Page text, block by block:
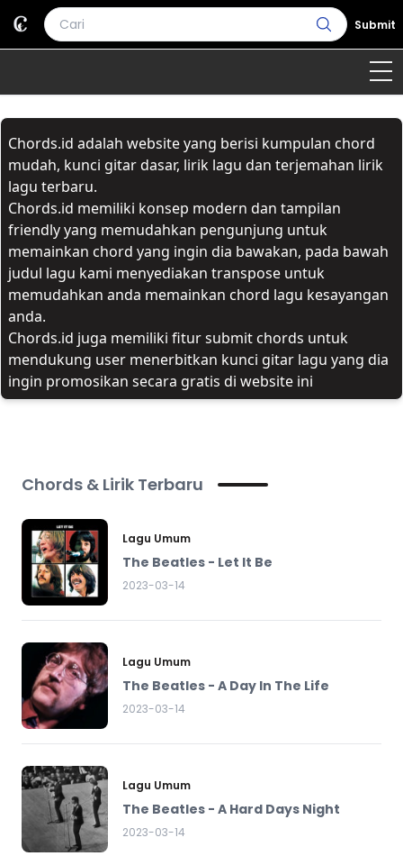
Submit
Home
Genre Country Bahasa Daerah
Lagu Umum
Terjemahan
Daftar Isi
Chords.id adalah website yang berisi kumpulan chord
mudah, kunci gitar dasar, lirik lagu dan terjemahan lirik
lagu terbaru.
Chords.id memiliki konsep modern dan tampilan
friendly yang memudahkan pengunjung untuk
memainkan chord yang ingin dia bawakan, pada bawah
judul lagu kami menyediakan transpose untuk
memudahkan anda memainkan chord lagu kesayangan
anda.
Chords.id juga memiliki fitur submit chords untuk
mendukung user menerbitkan kunci gitar lagu yang dia
ingin promosikan secara gratis di website ini
Chords & Lirik Terbaru
Lagu Umum
The Beatles - Let It Be
2023-03-14
Lagu Umum
The Beatles - A Day In The Life
2023-03-14
Lagu Umum
The Beatles - A Hard Days Night
2023-03-14